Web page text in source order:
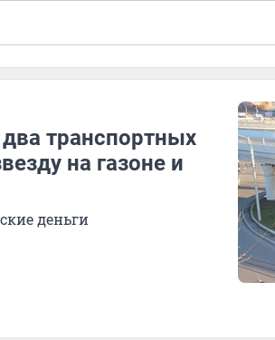
транспортных
на газоне и
деньги